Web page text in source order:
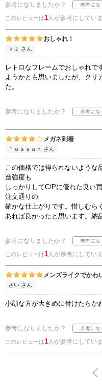
参考になりましたか？
このレビューは1人が参考にしてい
おしゃれ！
ｋｚ さん
レトロなフレームでおしゃれで
ようかとも思いましたが、クリ
た。
参考になりましたか？
メガネ到着
Ｔｏｓｓａｎ さん
この価格では得られないような
造強度も
しっかりしてC/Pに優れた良い
注文通りの
確かな仕上がりです。惜しむら
あれば良かったと思います。納
参考になりましたか？
このレビューは1人が参考にしてい
メンズライクでかわ
さい さん
小顔な方が大きめに付けたらか
参考になりましたか？
このレビューは1人が参考にしてい